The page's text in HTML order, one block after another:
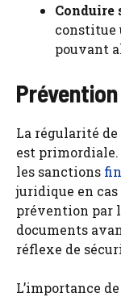
Conduire
constitue
pouvant
La régularité
est primordiale.
les sanctions
juridique en cas
prévention par
documents
réflexe de
L’importance